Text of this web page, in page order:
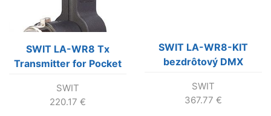
SWIT LA-WR8 Tx
Transmitter for Pocket
SWIT
220.17 €
SWIT LA-WR8-KIT
bezdrôtový DMX
SWIT
367.77 €